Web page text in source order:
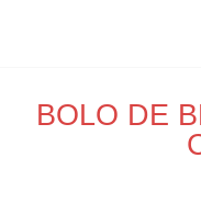
BOLO DE